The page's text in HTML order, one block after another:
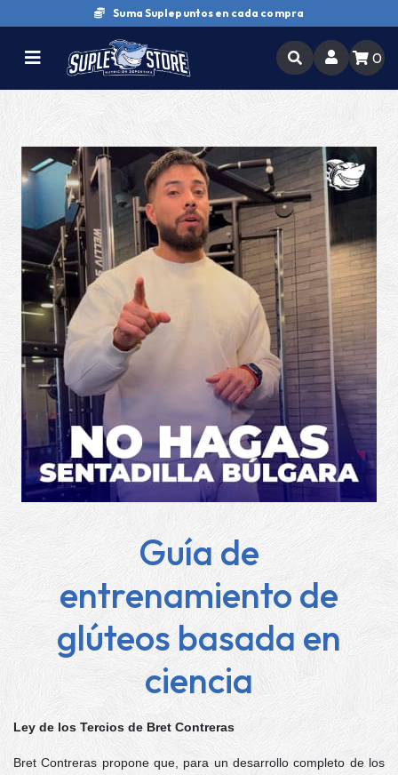
Suma Suplepuntos en cada compra
0
Guía de
entrenamiento de
glúteos basada en
ciencia
Ley de los Tercios de Bret Contreras
Bret Contreras propone que, para un desarrollo completo de los